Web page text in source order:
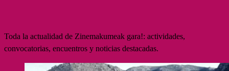
Toda la actualidad de Zinemakumeak gara!: actividades,
convocatorias, encuentros y noticias destacadas.